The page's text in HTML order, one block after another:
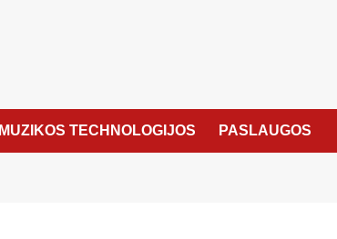
MUZIKOS TECHNOLOGIJOS PASLAUGOS